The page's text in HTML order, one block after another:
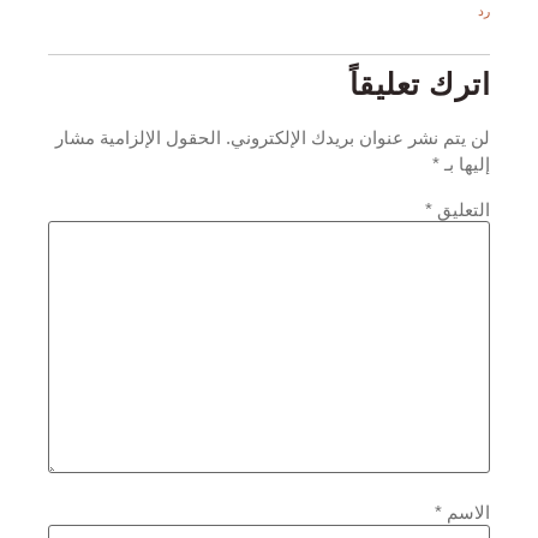
رد
اترك تعليقاً
لن يتم نشر عنوان بريدك الإلكتروني. الحقول الإلزامية مشار
إليها بـ *
التعليق *
الاسم *